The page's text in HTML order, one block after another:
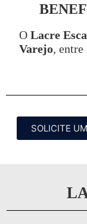
O Lacre
Varejo, entre
SOLICITE